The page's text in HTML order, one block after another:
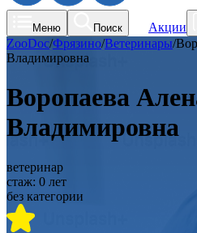
Меню Поиск Акции
ZooDoc/Фрязино/Ветеринары/
Владимировна
Воропаева
Владимировна
ветеринар
стаж: 0 лет
без категории